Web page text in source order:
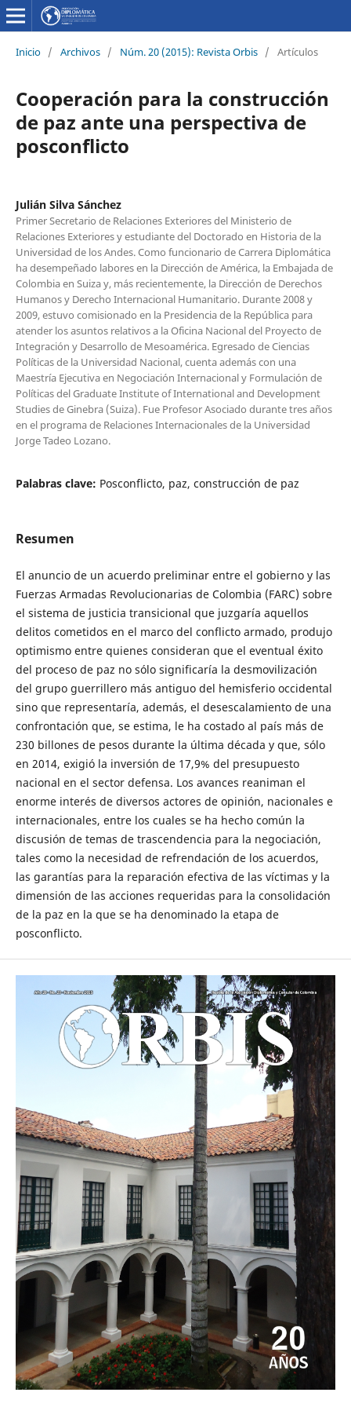
Inicio / Archivos / Núm. 20 (2015): Revista Orbis / Artículos
Cooperación para la construcción
de paz ante una perspectiva de
posconflicto
Julián Silva Sánchez
Primer Secretario de Relaciones Exteriores del Ministerio de
Relaciones Exteriores y estudiante del Doctorado en Historia de la
Universidad de los Andes. Como funcionario de Carrera Diplomática
ha desempeñado labores en la Dirección de América, la Embajada de
Colombia en Suiza y, más recientemente, la Dirección de Derechos
Humanos y Derecho Internacional Humanitario. Durante 2008 y
2009, estuvo comisionado en la Presidencia de la República para
atender los asuntos relativos a la Oficina Nacional del Proyecto de
Integración y Desarrollo de Mesoamérica. Egresado de Ciencias
Políticas de la Universidad Nacional, cuenta además con una
Maestría Ejecutiva en Negociación Internacional y Formulación de
Políticas del Graduate Institute of International and Development
Studies de Ginebra (Suiza). Fue Profesor Asociado durante tres años
en el programa de Relaciones Internacionales de la Universidad
Jorge Tadeo Lozano.
Palabras clave: Posconflicto, paz, construcción de paz
Resumen
El anuncio de un acuerdo preliminar entre el gobierno y las
Fuerzas Armadas Revolucionarias de Colombia (FARC) sobre
el sistema de justicia transicional que juzgaría aquellos
delitos cometidos en el marco del conflicto armado, produjo
optimismo entre quienes consideran que el eventual éxito
del proceso de paz no sólo significaría la desmovilización
del grupo guerrillero más antiguo del hemisferio occidental
sino que representaría, además, el desescalamiento de una
confrontación que, se estima, le ha costado al país más de
230 billones de pesos durante la última década y que, sólo
en 2014, exigió la inversión de 17,9% del presupuesto
nacional en el sector defensa. Los avances reaniman el
enorme interés de diversos actores de opinión, nacionales e
internacionales, entre los cuales se ha hecho común la
discusión de temas de trascendencia para la negociación,
tales como la necesidad de refrendación de los acuerdos,
las garantías para la reparación efectiva de las víctimas y la
dimensión de las acciones requeridas para la consolidación
de la paz en la que se ha denominado la etapa de
posconflicto.